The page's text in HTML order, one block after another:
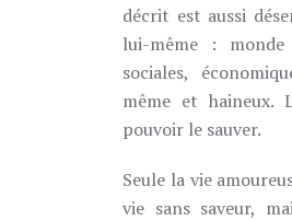
décrit est aussi
lui-même : monde
sociales,
même et haineux.
pouvoir le sauver.
Seule la vie
vie sans saveur,